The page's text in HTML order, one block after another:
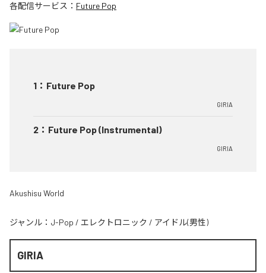
各配信サービス： Future Pop
1 ： Future Pop
GIRIA
2 ： Future Pop (Instrumental)
GIRIA
Akushisu World
ジャンル： J-Pop / エレクトロニック / アイドル(男性)
GIRIA